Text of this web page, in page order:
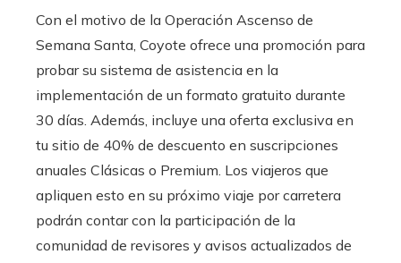
Con el motivo de la Operación Ascenso de
Semana Santa, Coyote ofrece una promoción para
probar su sistema de asistencia en la
implementación de un formato gratuito durante
30 días. Además, incluye una oferta exclusiva en
tu sitio de 40% de descuento en suscripciones
anuales Clásicas o Premium. Los viajeros que
apliquen esto en su próximo viaje por carretera
podrán contar con la participación de la
comunidad de revisores y avisos actualizados de